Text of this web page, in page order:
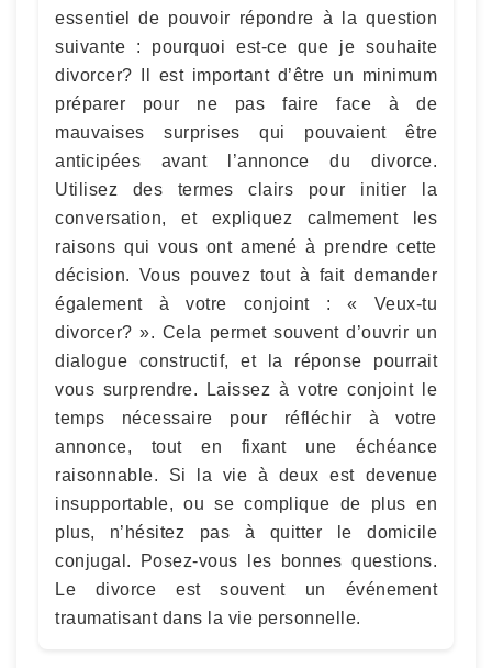
essentiel de pouvoir répondre à la question
suivante : pourquoi est-ce que je souhaite
divorcer? Il est important d’être un minimum
préparer pour ne pas faire face à de
mauvaises surprises qui pouvaient être
anticipées avant l’annonce du divorce.
Utilisez des termes clairs pour initier la
conversation, et expliquez calmement les
raisons qui vous ont amené à prendre cette
décision. Vous pouvez tout à fait demander
également à votre conjoint : « Veux-tu
divorcer? ». Cela permet souvent d’ouvrir un
dialogue constructif, et la réponse pourrait
vous surprendre. Laissez à votre conjoint le
temps nécessaire pour réfléchir à votre
annonce, tout en fixant une échéance
raisonnable. Si la vie à deux est devenue
insupportable, ou se complique de plus en
plus, n’hésitez pas à quitter le domicile
conjugal. Posez-vous les bonnes questions.
Le divorce est souvent un événement
traumatisant dans la vie personnelle.